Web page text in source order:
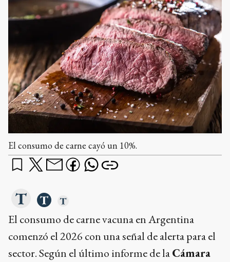
El consumo de carne cayó un 10%.
El consumo de carne vacuna en Argentina
comenzó el 2026 con una señal de alerta para el
sector. Según el último informe de laCámara